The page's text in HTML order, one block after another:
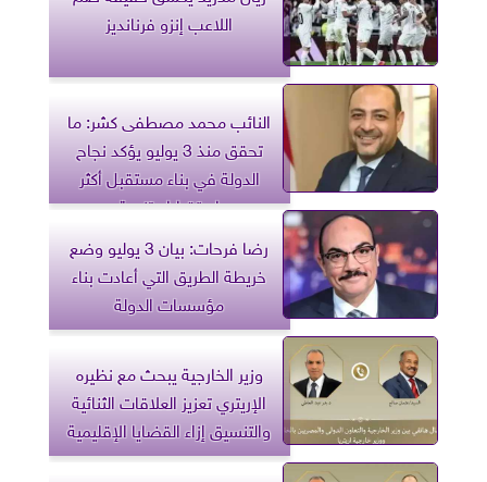
اللاعب إنزو فرنانديز
النائب محمد مصطفى كشر: ما
تحقق منذ 3 يوليو يؤكد نجاح
الدولة في بناء مستقبل أكثر
استقرارا وتنمية
رضا فرحات: بيان 3 يوليو وضع
خريطة الطريق التي أعادت بناء
مؤسسات الدولة
وزير الخارجية يبحث مع نظيره
الإريتري تعزيز العلاقات الثنائية
والتنسيق إزاء القضايا الإقليمية